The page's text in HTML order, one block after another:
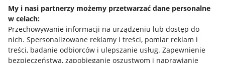
My i nasi partnerzy możemy przetwarzać dane personalne
w celach:
Przechowywanie informacji na urządzeniu lub dostęp do
nich. Spersonalizowane reklamy i treści, pomiar reklam i
treści, badanie odbiorców i ulepszanie usług. Zapewnienie
bezpieczeństwa, zapobieganie oszustwom i naprawianie
Regulamin
Polityka plików "cookies"
Ustawienia plików "cookies"
Udostępnianie lokalizacji